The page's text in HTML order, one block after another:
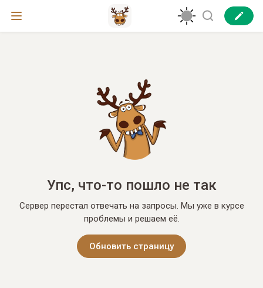
Упс, что-то пошло не так
Сервер перестал отвечать на запросы. Мы уже в курсе
проблемы и решаем её.
Обновить страницу